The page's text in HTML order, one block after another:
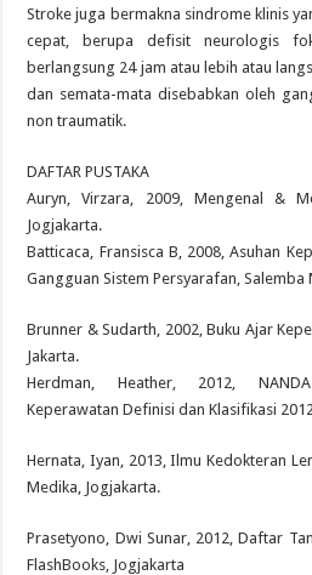
Stroke juga bermakna sindrome klinis
cepat, berupa defisit neurologis
berlangsung 24 jam atau lebih atau
dan semata-mata disebabkan oleh
non traumatik.
DAFTAR PUSTAKA
Auryn, Virzara, 2009, Mengenal &
Jogjakarta.
Batticaca, Fransisca B, 2008, Asuhan
Gangguan Sistem Persyarafan, Salemba
Brunner & Sudarth, 2002, Buku Ajar
Jakarta.
Herdman, Heather, 2012,
Keperawatan Definisi dan Klasifikasi
Hernata, Iyan, 2013, Ilmu Kedokteran
Medika, Jogjakarta.
Prasetyono, Dwi Sunar, 2012, Daftar
FlashBooks, Jogjakarta